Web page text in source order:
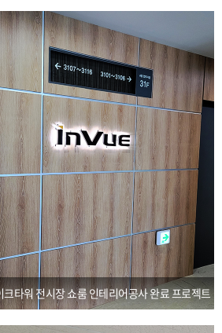
워 전시장 쇼룸 인테리어공사
byCUBEDESIGN
타워 전시장 쇼룸 인테리어공사 완료 프로젝트